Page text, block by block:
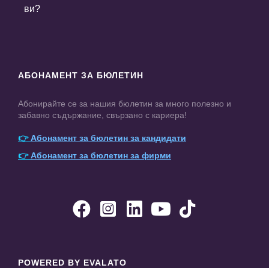
ви?
АБОНАМЕНТ ЗА БЮЛЕТИН
Абонирайте се за нашия бюлетин за много полезно и
забавно съдържание, свързано с кариера!
👉Абонамент за бюлетин за кандидати
👉Абонамент за бюлетин за фирми
    
POWERED BY EVALATO